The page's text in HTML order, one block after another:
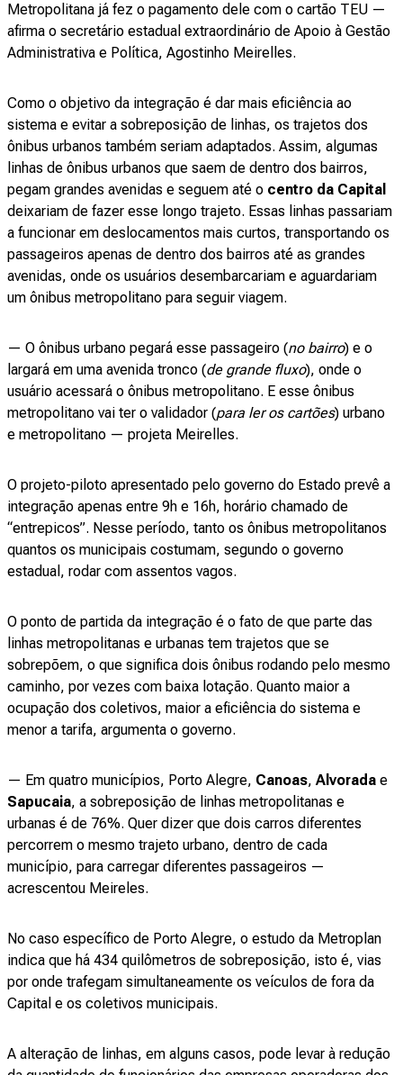
Metropolitana já fez o pagamento dele com o cartão TEU —
afirma o secretário estadual extraordinário de Apoio à Gestão
Administrativa e Política, Agostinho Meirelles.
Como o objetivo da integração é dar mais eficiência ao
sistema e evitar a sobreposição de linhas, os trajetos dos
ônibus urbanos também seriam adaptados. Assim, algumas
linhas de ônibus urbanos que saem de dentro dos bairros,
pegam grandes avenidas e seguem até o centro da Capital
deixariam de fazer esse longo trajeto. Essas linhas passariam
a funcionar em deslocamentos mais curtos, transportando os
passageiros apenas de dentro dos bairros até as grandes
avenidas, onde os usuários desembarcariam e aguardariam
um ônibus metropolitano para seguir viagem.
— O ônibus urbano pegará esse passageiro (no bairro) e o
largará em uma avenida tronco (de grande fluxo), onde o
usuário acessará o ônibus metropolitano. E esse ônibus
metropolitano vai ter o validador (para ler os cartões) urbano
e metropolitano — projeta Meirelles.
O projeto-piloto apresentado pelo governo do Estado prevê a
integração apenas entre 9h e 16h, horário chamado de
“entrepicos”. Nesse período, tanto os ônibus metropolitanos
quantos os municipais costumam, segundo o governo
estadual, rodar com assentos vagos.
O ponto de partida da integração é o fato de que parte das
linhas metropolitanas e urbanas tem trajetos que se
sobrepõem, o que significa dois ônibus rodando pelo mesmo
caminho, por vezes com baixa lotação. Quanto maior a
ocupação dos coletivos, maior a eficiência do sistema e
menor a tarifa, argumenta o governo.
— Em quatro municípios, Porto Alegre, Canoas, Alvorada e
Sapucaia, a sobreposição de linhas metropolitanas e
urbanas é de 76%. Quer dizer que dois carros diferentes
percorrem o mesmo trajeto urbano, dentro de cada
município, para carregar diferentes passageiros —
acrescentou Meireles.
No caso específico de Porto Alegre, o estudo da Metroplan
indica que há 434 quilômetros de sobreposição, isto é, vias
por onde trafegam simultaneamente os veículos de fora da
Capital e os coletivos municipais.
A alteração de linhas, em alguns casos, pode levar à redução